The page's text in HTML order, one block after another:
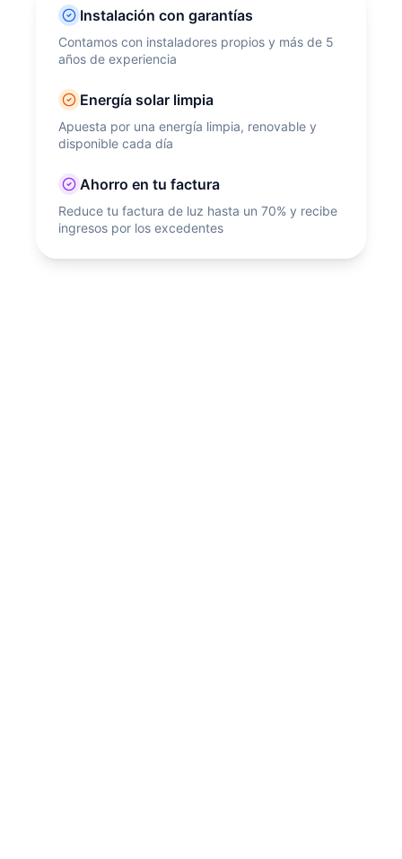
Instalación con garantías
Contamos con instaladores propios y más de 5
años de experiencia
Energía solar limpia
Apuesta por una energía limpia, renovable y
disponible cada día
Ahorro en tu factura
Reduce tu factura de luz hasta un 70% y recibe
ingresos por los excedentes